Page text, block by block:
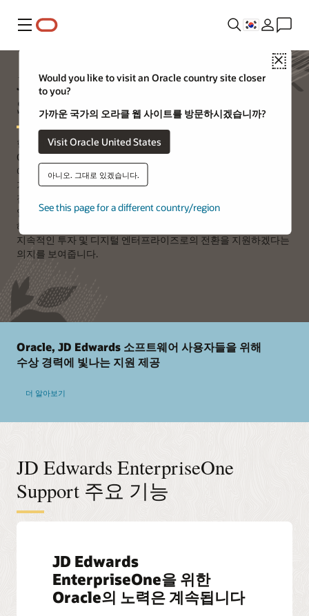
메뉴
Close
Would you like to visit an Oracle country site closer
to you?
가까운 국가의 오라클 웹 사이트를 방문하시겠습니까?
Visit Oracle United States
아니오. 그대로 있겠습니다.
See this page for a different country/region
JD Edwards EnterpriseOne
Support
현대적이고 간소화된 사용자 경험을 원하는 고객의 요구에 걸맞는
Oracle의 JD Edwards 소프트웨어. 특수 개발된 다양한 Oracle
애플리케이션은 귀사의 사용자들이 일하는 방식에 딱 맞는
기능들을 제공합니다. 디지털 기술을 결합한 Oracle의 혁신적인
접근 방식은 생산성을 끌어올려 귀사가 더욱 빠르고 스마트하게
일할 수 있게 해주며, 궁극적으로는 더 많은 성과를 달성할 수 있게
해줍니다. 이러한 개선 사항은 JD Edwards 제품에 대한 Oracle의
지속적인 투자 및 디지털 엔터프라이즈로의 전환을 지원하겠다는
의지를 보여줍니다.
Oracle, JD Edwards 소프트웨어 사용자들을 위해
수상 경력에 빛나는 지원 제공
더 알아보기
JD Edwards EnterpriseOne
Support 주요 기능
JD Edwards
EnterpriseOne을 위한
Oracle의 노력은 계속됩니다